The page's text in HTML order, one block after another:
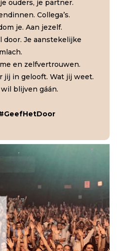
ouders, je partner.
Collega’s.
je. Aan jezelf.
door. Je aanstekelijke
en zelfvertrouwen.
jij in gelooft. Wat jij weet.
blijven gáán.